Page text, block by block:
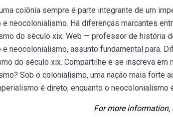
colônia sempre é parte integrante de um
neocolonialismo. Há diferenças marcantes
do século xix. Web — professor de história
neocolonialismo, assunto fundamental para.
do século xix. Compartilhe e se inscreva
Sob o colonialismo, uma nação mais forte
é direto, enquanto o
For more